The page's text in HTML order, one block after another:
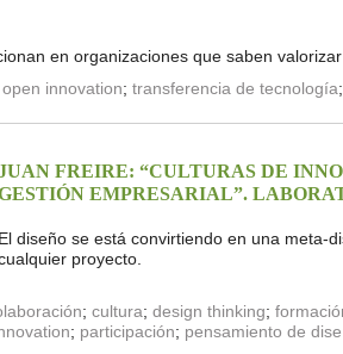
en organizaciones que saben
open innovation; transferencia de tecnología
FREIRE: “CULTURAS DE
EMPRESARIAL”.
El diseño se está convirtiendo en una meta-
proyecto.
; cultura; design thinking;
; participación; pensamiento de